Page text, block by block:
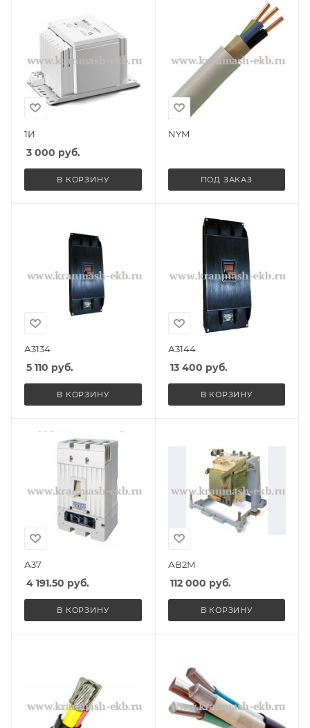
1И
3 000 руб.
В КОРЗИНУ
NYM
ПОД ЗАКАЗ
А3134
5 110 руб.
В КОРЗИНУ
А3144
13 400 руб.
В КОРЗИНУ
А37
4 191.50 руб.
В КОРЗИНУ
АВ2М
112 000 руб.
В КОРЗИНУ